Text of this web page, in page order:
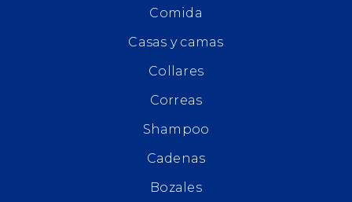
Comida
Casas y camas
Collares
Correas
Shampoo
Cadenas
Bozales